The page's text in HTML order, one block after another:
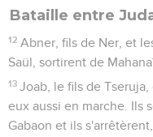
Bataille entre
12 Abner, fils de Ner, et
Saül, sortirent de
13 Joab, le fils de
eux aussi en marche. Ils
Gabaon et ils